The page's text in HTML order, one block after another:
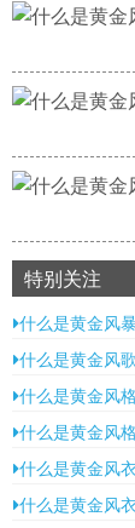
特别关注
什么是黄金风
什么是黄金风
什么是黄金风
什么是黄金风
什么是黄金风
什么是黄金风